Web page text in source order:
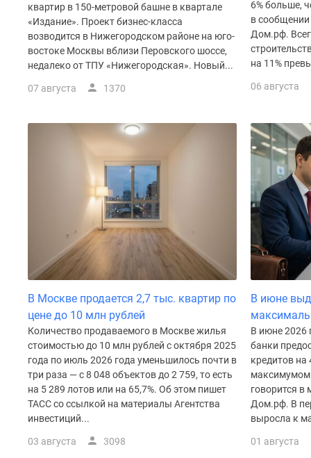
Рассрочка
Траншевая
ипотека
Коттеджные
Коттеджные
поселки
поселки
ипотеку
Бизнес-
центры
Коттеджи
квартир в 150-метровой башне в квартале
«Издание». Проект бизнес-класса
возводится в Нижегородском районе на юго-
востоке Москвы вблизи Перовского шоссе,
недалеко от ТПУ «Нижегородская». Новый...
07 августа 1370
6% больше,
в
Дом.рф.
на 11%
06 августа
В Москве продается 2,7 тыс. квартир по
цене до 10 млн рублей
Количество продаваемого в Москве жилья
стоимостью до 10 млн рублей с октября 2025
года по июль 2026 года уменьшилось почти в
три раза — с 8 048 объектов до 2 759, то есть
на 5 289 лотов или на 65,7%. Об этом пишет
ТАСС со ссылкой на материалы Агентства
инвестиций...
03 августа 3098
В июне
В июне 2026
банки
кредитов на
максимумом
говорится в
Дом.рф. В
выросла к
01 августа